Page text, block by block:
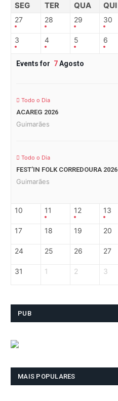
SEG TER QUA QUI
27 28 29 30
3 4 5 6
Events for 7Agosto
Todo o Dia
ACAREG 2026
Guimarães
Todo o Dia
FEST’IN FOLK CORREDOURA 2026
Guimarães
10 11 12 13
17 18 19 20
24 25 26 27
31 1 2 3
PUB
MAIS POPULARES